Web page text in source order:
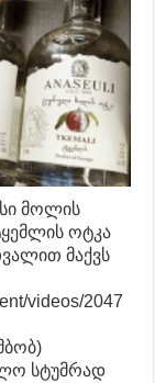
მოლის
ოტკა
მაქვს
videos/2047
სტუმრად